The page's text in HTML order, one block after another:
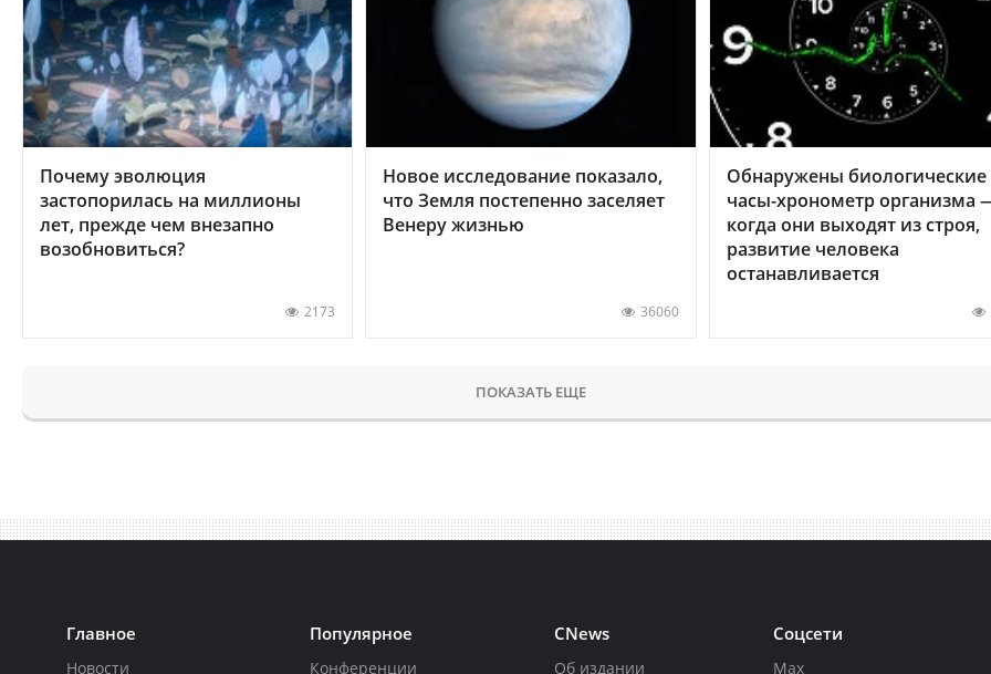
Почему эволюция
застопорилась на миллионы
лет, прежде чем внезапно
возобновиться?
2173
Новое исследование показало,
что Земля постепенно заселяет
Венеру жизнью
36060
Обнаружены биологические
часы-хронометр организма
когда они выходят из строя,
развитие человека
останавливается
ПОКАЗАТЬ ЕЩЕ
Главное
Новости
Популярное
Конференции
CNews
Об издании
Соцсети
Max